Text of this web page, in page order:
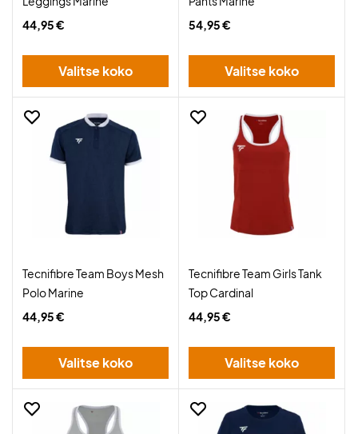
44,95 €
Valitse koko
54,95 €
Valitse koko
Tecnifibre Team Boys Mesh
Polo Marine
44,95 €
Valitse koko
Tecnifibre Team Girls Tank
Top Cardinal
44,95 €
Valitse koko